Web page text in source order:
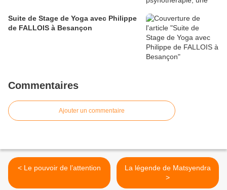
Suite de Stage de Yoga avec Philippe
de FALLOIS à Besançon
Commentaires
Ajouter un commentaire
< Le pouvoir de l’attention
La légende de Matsyendra
>